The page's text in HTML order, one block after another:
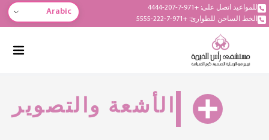
للمواعيد اتصل على: +971-7-207-4444
الخط الساخن للطوارئ: +971-7-222-5555
Arabic
الأشعة والتصوير